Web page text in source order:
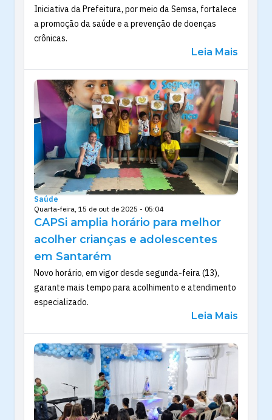
Iniciativa da Prefeitura, por meio da Semsa, fortalece
a promoção da saúde e a prevenção de doenças
crônicas.
Leia Mais
Saúde
Quarta-feira, 15 de out de 2025 - 05:04
CAPSi amplia horário para melhor
acolher crianças e adolescentes
em Santarém
Novo horário, em vigor desde segunda-feira (13),
garante mais tempo para acolhimento e atendimento
especializado.
Leia Mais